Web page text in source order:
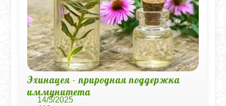
Эхинацея - природная поддержка
иммунитета
14/5/2025